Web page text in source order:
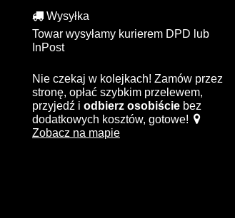
Wysyłka
Towar wysyłamy kurierem DPD lub
InPost
Nie czekaj w kolejkach! Zamów przez
stronę, opłać szybkim przelewem,
przyjedź i odbierz osobiście bez
dodatkowych kosztów, gotowe!
Zobacz na mapie